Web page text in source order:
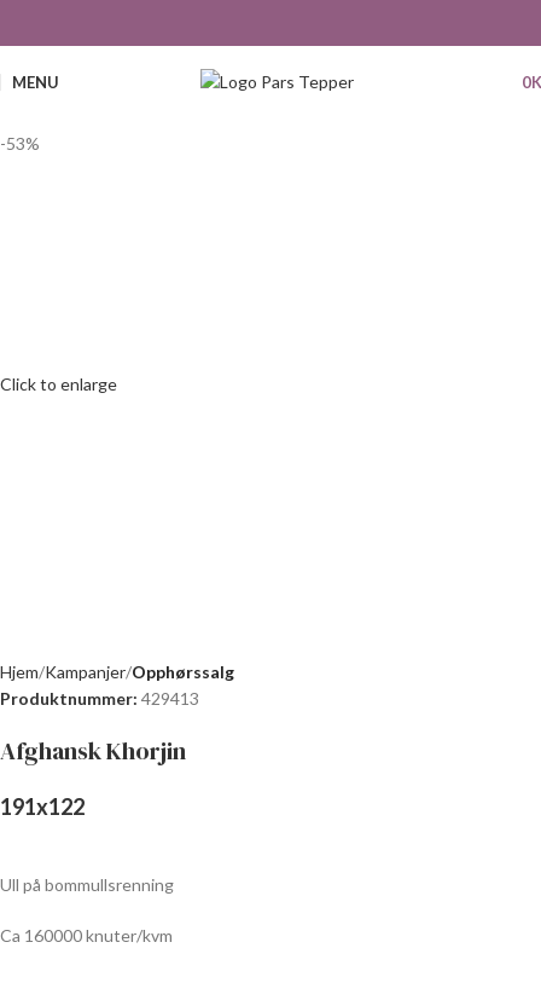
MENU 0
-53%
Click to enlarge
Hjem Kampanjer Opphørssalg
Produktnummer: 429413
Afghansk Khorjin
191x122
Ull på bommullsrenning
Ca 160000 knuter/kvm